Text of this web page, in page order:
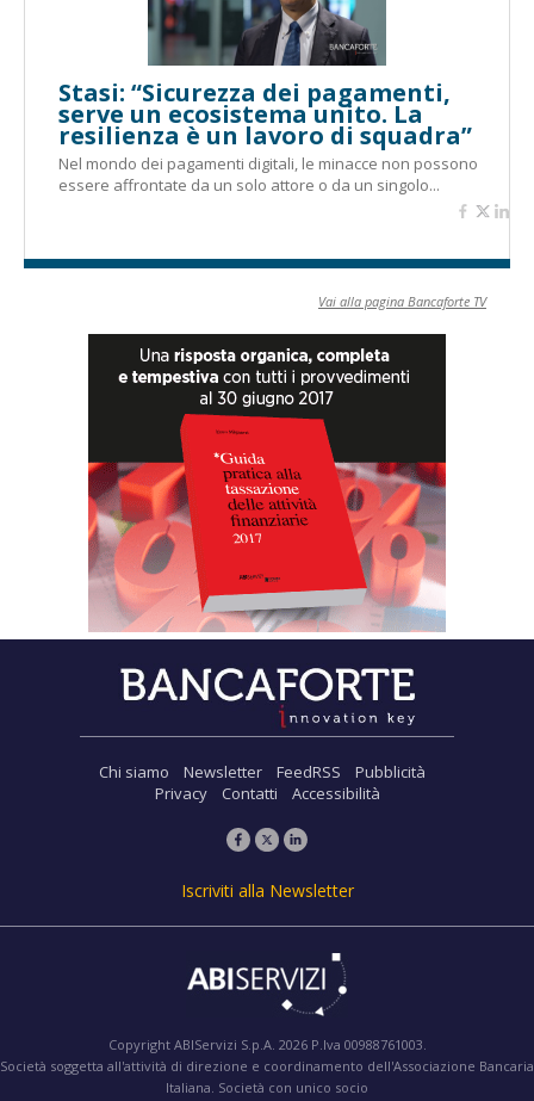
Stasi: “Sicurezza dei pagamenti,
serve un ecosistema unito. La
resilienza è un lavoro di squadra”
Nel mondo dei pagamenti digitali, le minacce non possono
essere affrontate da un solo attore o da un singolo...
Vai alla pagina Bancaforte TV
Chi siamo Newsletter FeedRSS
Pubblicità
Privacy
Contatti Accessibilità
Iscriviti alla Newsletter
Copyright ABIServizi S.p.A. 2026 P.Iva 00988761003.
Società soggetta all'attività di direzione e coordinamento dell'Associazione Bancaria
Italiana. Società con unico socio